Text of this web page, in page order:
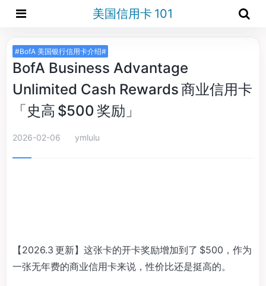
美国信用卡 101
#BofA 美国银行信用卡介绍#
BofA Business Advantage
Unlimited Cash Rewards 商业信用卡
「史高 $500 奖励」
2026-02-06 ymlulu
【2026.3 更新】这张卡的开卡奖励增加到了 $500，作为
一张无年费的商业信用卡来说，性价比还是挺高的。